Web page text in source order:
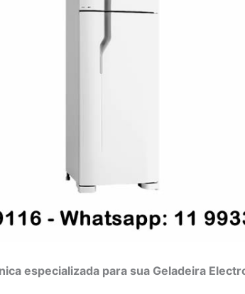
especializada para sua Geladeira